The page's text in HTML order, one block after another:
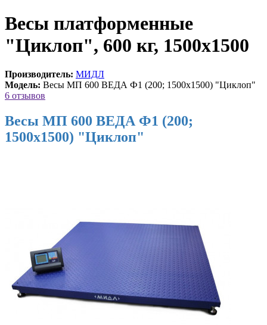
Весы платформенные
"Циклоп", 600 кг, 1500х1500
Производитель: МИДЛ
Модель: Весы МП 600 ВЕДА Ф1 (200; 1500х1500) "Циклоп"
6 отзывов
Весы МП 600 ВЕДА Ф1 (200;
1500х1500) "Циклоп"